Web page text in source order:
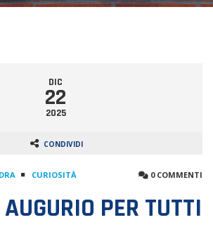
DIC
22
2025
CONDIVIDI
CURIOSITÀ 0 COMMENTI
PER TUTTI